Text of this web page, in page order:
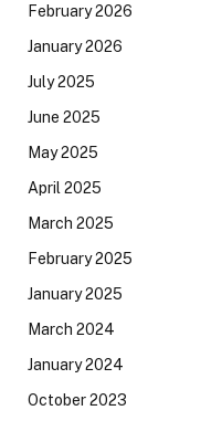
February 2026
January 2026
July 2025
June 2025
May 2025
April 2025
March 2025
February 2025
January 2025
March 2024
January 2024
October 2023